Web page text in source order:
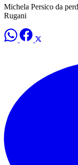
Michela Persico da
Rugani